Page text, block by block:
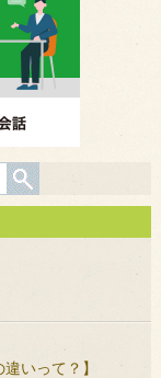
いって？】